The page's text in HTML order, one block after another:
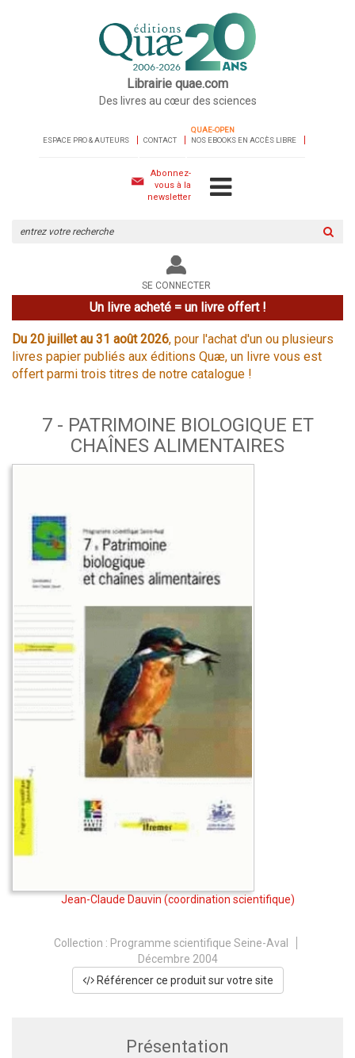
Librairie quae.com
Des livres au cœur des sciences
ESPACE PRO & AUTEURS CONTACT
QUAE-OPEN
NOS EBOOKS EN ACCÈS LIBRE
Abonnez-
vous à la
newsletter
le
site
SE CONNECTER
Un livre acheté = un livre offert !
Du 20 juillet au 31 août 2026, pour l'achat d'un ou plusieurs
livres papier publiés aux éditions Quæ, un livre vous est
offert parmi trois titres de notre catalogue !
7 - PATRIMOINE BIOLOGIQUE ET
CHAÎNES ALIMENTAIRES
Jean-Claude Dauvin (coordination scientifique)
Collection : Programme scientifique Seine-Aval
Décembre 2004
Référencer ce produit sur votre site
Présentation